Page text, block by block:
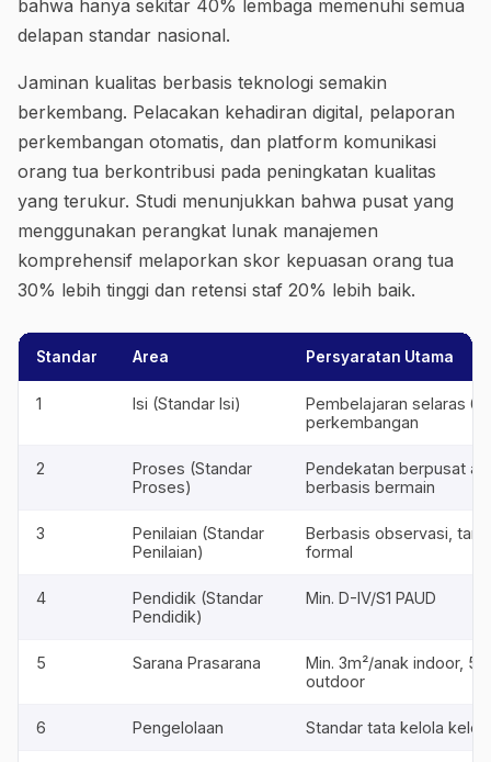
bahwa hanya sekitar 40% lembaga memenuhi semua
delapan standar nasional.
Jaminan kualitas berbasis teknologi semakin
berkembang. Pelacakan kehadiran digital, pelaporan
perkembangan otomatis, dan platform komunikasi
orang tua berkontribusi pada peningkatan kualitas
yang terukur. Studi menunjukkan bahwa pusat yang
menggunakan perangkat lunak manajemen
komprehensif melaporkan skor kepuasan orang tua
30% lebih tinggi dan retensi staf 20% lebih baik.
Standar Area Persyaratan Utama
1 Isi (Standar Isi)
Pembelajaran selaras 6
perkembangan
2
Proses (Standar
Proses)
Pendekatan berpusat
berbasis bermain
3
Penilaian (Standar
Penilaian)
Berbasis observasi,
formal
4
Pendidik (Standar
Pendidik)
Min. D-IV/S1 PAUD
5 Sarana Prasarana
Min. 3m²/anak indoor,
outdoor
6 Pengelolaan Standar tata kelola